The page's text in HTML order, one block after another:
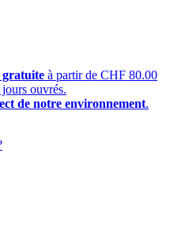
gratuite à partir de CHF 80.00
ouvrés.
de notre environnement.